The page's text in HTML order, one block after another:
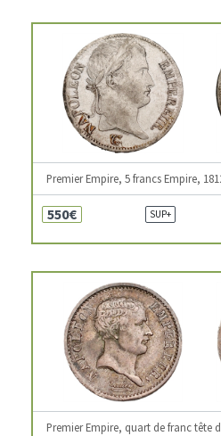
Premier Empire, 5 francs Empire,
550€ SUP+
Premier Empire, quart de franc tête